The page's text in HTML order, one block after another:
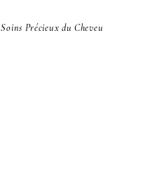
Soins Précieux du Cheveu